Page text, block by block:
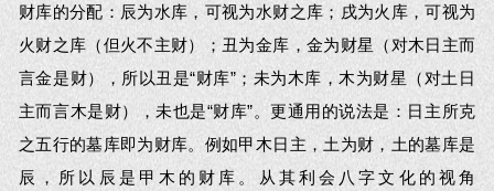
财库的分配：辰为水库，可视为水财之库；戌为火库，可视为
火财之库（但火不主财）；丑为金库，金为财星（对木日主而
言金是财），所以丑是“财库”；未为木库，木为财星（对土日
主而言木是财），未也是“财库”。更通用的说法是：日主所克
之五行的墓库即为财库。例如甲木日主，土为财，土的墓库是
辰，所以辰是甲木的财库。从其利会八字文化的视角